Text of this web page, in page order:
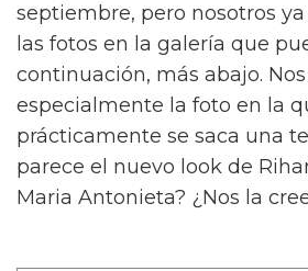
septiembre, pero nosotros
las fotos en la galería que
continuación, más abajo.
especialmente la foto en la
prácticamente se saca una
parece el nuevo look de
Maria Antonieta? ¿Nos la